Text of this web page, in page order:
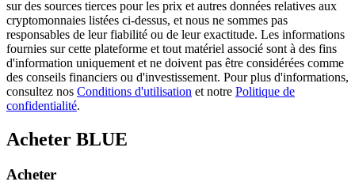
Blocages BTR
Des investissements exclusifs pour les détenteurs de BTR
sur des sources tierces pour les prix et autres données relatives aux
cryptomonnaies listées ci-dessus, et nous ne sommes pas
responsables de leur fiabilité ou de leur exactitude. Les informations
fournies sur cette plateforme et tout matériel associé sont à des fins
d'information uniquement et ne doivent pas être considérées comme
des conseils financiers ou d'investissement. Pour plus d'informations,
consultez nos Conditions d'utilisation et notre Politique de
confidentialité.
Acheter BLUE
Acheter